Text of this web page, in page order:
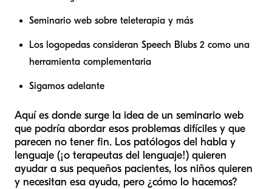
Seminario web sobre teleterapia y más
Los logopedas consideran Speech Blubs 2 como una
herramienta complementaria
Sigamos adelante
Aquí es donde surge la idea de un seminario web
que podría abordar esos problemas difíciles y que
parecen no tener fin. Los patólogos del habla y
lenguaje (¡o terapeutas del lenguaje!) quieren
ayudar a sus pequeños pacientes, los niños quieren
y necesitan esa ayuda, pero ¿cómo lo hacemos?